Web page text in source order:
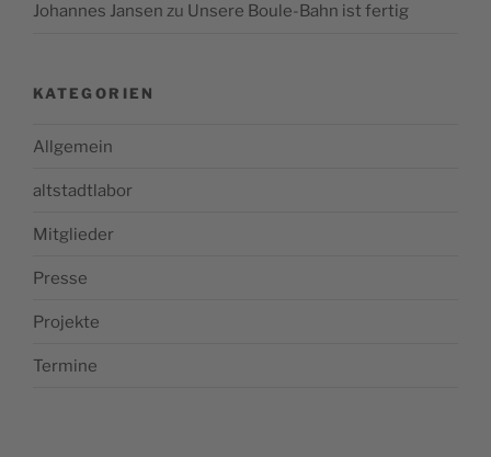
Johannes Jansen zu Unsere Boule-Bahn ist fertig
KATEGORIEN
Allgemein
altstadtlabor
Mitglieder
Presse
Projekte
Termine